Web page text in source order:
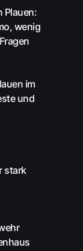
Plauen:
wenig
im
und
stark